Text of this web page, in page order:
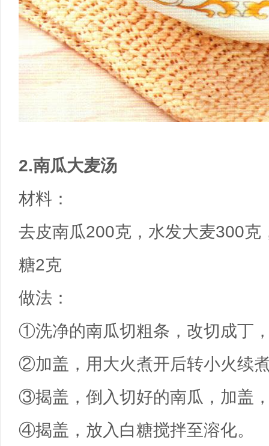
2.南瓜大麦汤
材料：
去皮南瓜200克，水发大麦300
糖2克
做法：
①洗净的南瓜切粗条，改切成丁
②加盖，用大火煮开后转小火续
③揭盖，倒入切好的南瓜，加盖
④揭盖，放入白糖搅拌至溶化。